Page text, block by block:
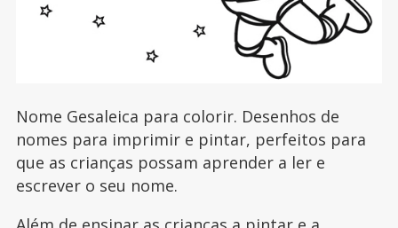
Nome Gesaleica para colorir. Desenhos de
nomes para imprimir e pintar, perfeitos para
que as crianças possam aprender a ler e
escrever o seu nome.